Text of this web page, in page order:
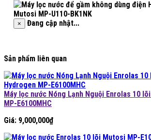
× Đang cập nhật...
Sản phẩm liên quan
Máy lọc nước Nóng Lạnh Nguội Enrolas 10
MP-E6100MHC
Giá: 9,000,000₫